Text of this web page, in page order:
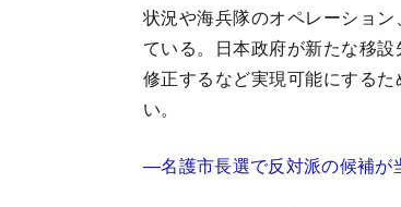
状況や海兵隊のオペレーショ
ている。日本政府が新たな移
修正するなど実現可能にする
い。
―名護市長選で反対派の候補が